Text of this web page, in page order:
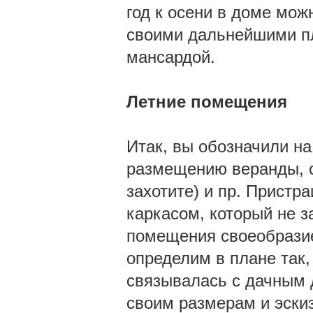
год к осени в доме
своими дальнейшими
мансардой.
Летние помещения
Итак, вы обозначили
размещению веранды,
захотите) и пр.
каркасом, который не
помещения
определим в плане
связывалась с
своим размерам и